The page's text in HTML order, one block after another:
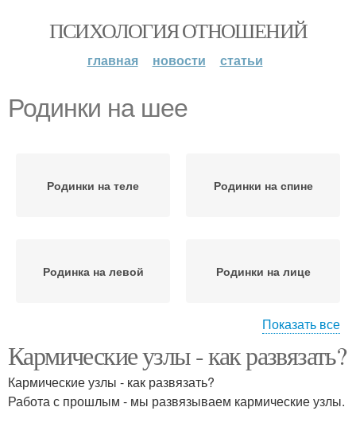
ПСИХОЛОГИЯ ОТНОШЕНИЙ
главная новости статьи
Родинки на шее
Родинки на теле Родинки на спине
Родинка на левой Родинки на лице
Родинка над губой Родинки на щеке
Показать все
Кармические узлы - как развязать?
Кармические узлы - как развязать?
Работа с прошлым - мы развязываем кармические узлы.